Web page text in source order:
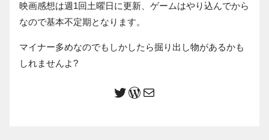
映画感想は週1回土曜日に更新、ゲームはやり込んでから
なので基本不定期となります。
マイナー多めなのでもしかしたら掘り出し物があるかも
しれませんよ?